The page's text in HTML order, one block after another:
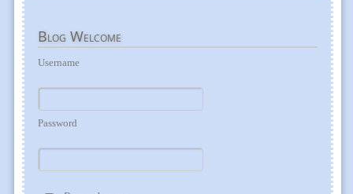
Blog Welcome
Username
Password